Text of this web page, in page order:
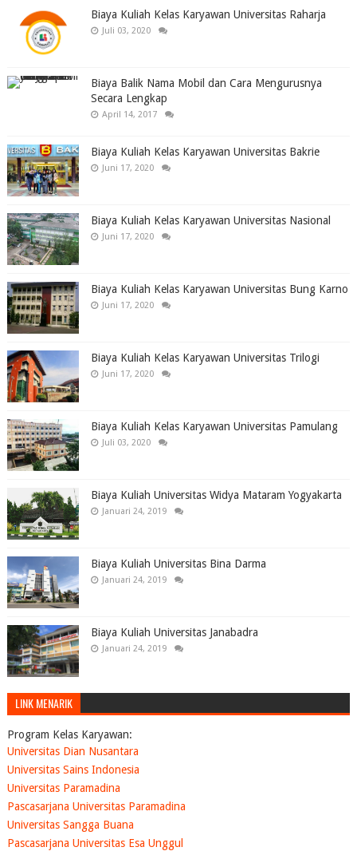
Biaya Kuliah Kelas Karyawan Universitas Raharja
Juli 03, 2020
Biaya Balik Nama Mobil dan Cara Mengurusnya
Secara Lengkap
April 14, 2017
Biaya Kuliah Kelas Karyawan Universitas Bakrie
Juni 17, 2020
Biaya Kuliah Kelas Karyawan Universitas Nasional
Juni 17, 2020
Biaya Kuliah Kelas Karyawan Universitas Bung Karno
Juni 17, 2020
Biaya Kuliah Kelas Karyawan Universitas Trilogi
Juni 17, 2020
Biaya Kuliah Kelas Karyawan Universitas Pamulang
Juli 03, 2020
Biaya Kuliah Universitas Widya Mataram Yogyakarta
Januari 24, 2019
Biaya Kuliah Universitas Bina Darma
Januari 24, 2019
Biaya Kuliah Universitas Janabadra
Januari 24, 2019
LINK MENARIK
Program Kelas Karyawan:
Universitas Dian Nusantara
Universitas Sains Indonesia
Universitas Paramadina
Pascasarjana Universitas Paramadina
Universitas Sangga Buana
Pascasarjana Universitas Esa Unggul